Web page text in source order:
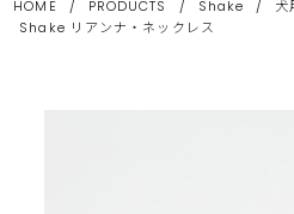
HOME / PRODUCTS / Shake / 犬
Shake リアンナ・ネックレス